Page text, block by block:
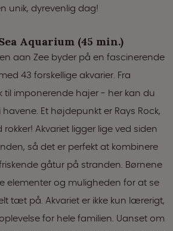
unik, dyrevenlig dag!
Aquarium (45 min.)
aan Zee byder på en fascinerende
43 forskellige akvarier. Fra
til imponerende hajer - her kan du
Et højdepunkt er Rays Rock,
Akvariet ligger lige ved siden
så det er perfekt at kombinere
gåtur på stranden. Børnene
elementer og muligheden for at se
tæt på. Akvariet er ikke kun lærerigt,
for hele familien. Uanset om